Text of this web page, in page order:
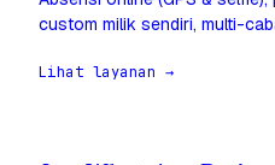
custom milik sendiri, multi-
Lihat layanan →